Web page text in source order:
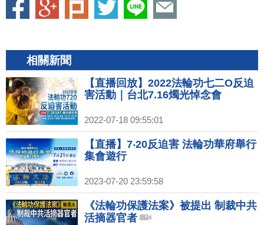
相關新聞
【直播回放】2022法輪功七二O反迫
害活動｜台北7.16燭光悼念會
2022-07-18 09:55:01
【直播】7‧20反迫害 法輪功華府舉行
集會遊行
2023-07-20 23:59:58
《法輪功保護法案》被提出 制裁中共
活摘器官者